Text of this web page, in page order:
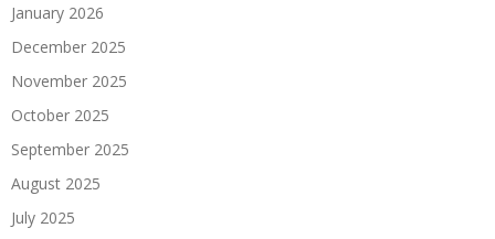
January 2026
December 2025
November 2025
October 2025
September 2025
August 2025
July 2025